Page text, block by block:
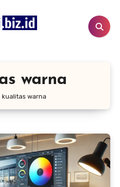
warna
kualitas warna